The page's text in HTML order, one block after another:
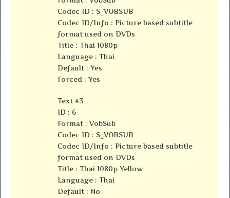
Codec ID : S_VOBSUB
Codec ID/Info : Picture based subtitle
format used on DVDs
Title : Thai 1080p
Language : Thai
Default : Yes
Forced : Yes
Text #3
ID : 6
Format : VobSub
Codec ID : S_VOBSUB
Codec ID/Info : Picture based subtitle
format used on DVDs
Title : Thai 1080p Yellow
Language : Thai
Default : No